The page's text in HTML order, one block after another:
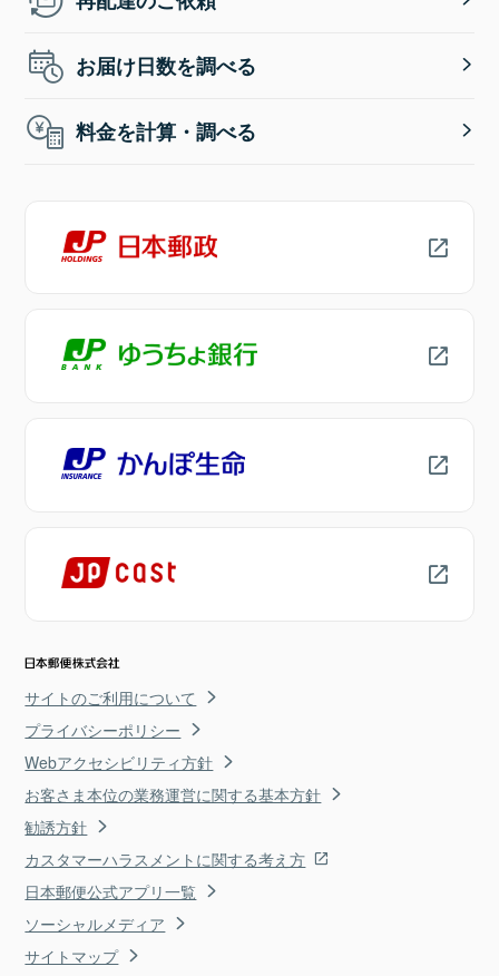
お届け日数を調べる
料金を計算・調べる
サイトのご利用について
プライバシーポリシー
Webアクセシビリティ方針
お客さま本位の業務運営に関する基本方針
勧誘方針
カスタマーハラスメントに関する考え方
日本郵便公式アプリ一覧
ソーシャルメディア
サイトマップ